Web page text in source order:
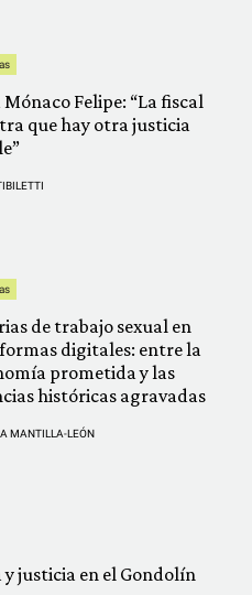
Mónaco Felipe: “La fiscal
que hay otra justicia
de trabajo sexual en
digitales: entre la
prometida y las
históricas agravadas
MANTILLA-LEÓN
justicia en el Gondolín